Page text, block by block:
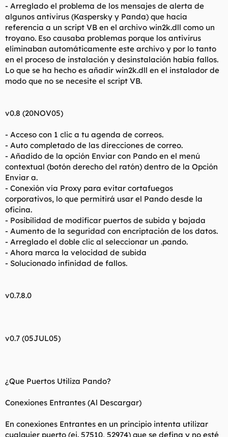
- Arreglado el problema de los mensajes de alerta de
algunos antivirus (Kaspersky y Panda) que hacía
referencia a un script VB en el archivo win2k.dll como un
troyano. Eso causaba problemas porque los antivirus
eliminaban automáticamente este archivo y por lo tanto
en el proceso de instalación y desinstalación había fallos.
Lo que se ha hecho es añadir win2k.dll en el instalador de
modo que no se necesite el script VB.
v0.8 (20NOV05)
- Acceso con 1 clic a tu agenda de correos.
- Auto completado de las direcciones de correo.
- Añadido de la opción Enviar con Pando en el menú
contextual (botón derecho del ratón) dentro de la Opción
Enviar a.
- Conexión vía Proxy para evitar cortafuegos
corporativos, lo que permitirá usar el Pando desde la
oficina.
- Posibilidad de modificar puertos de subida y bajada
- Aumento de la seguridad con encriptación de los datos.
- Arreglado el doble clic al seleccionar un .pando.
- Ahora marca la velocidad de subida
- Solucionado infinidad de fallos.
v0.7.8.0
v0.7 (05JUL05)
¿Que Puertos Utiliza Pando?
Conexiones Entrantes (Al Descargar)
En conexiones Entrantes en un principio intenta utilizar
cualquier puerto (ej. 57510, 52974) que se defina y no esté